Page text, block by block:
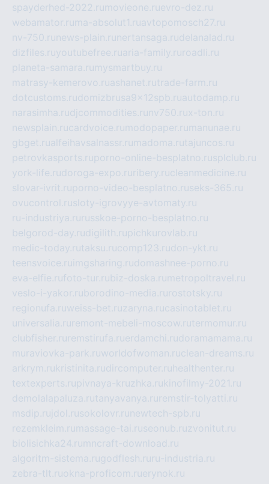
spayderhed-2022.ru movieone.ruevro-dez.ru
webamator.ru ma-absolut1.ruavtopomosch27.ru
nv-750.ru news-plain.ru nertansaga.rudelanalad.ru
dizfiles.ruyoutubefree.ruaria-family.ru roadli.ru
planeta-samara.ru mysmartbuy.ru
matrasy-kemerovo.ruashanet.rutrade-farm.ru
dotcustoms.rudomizbrusa9x12spb.ruautodamp.ru
narasimha.rudjcommodities.ru nv750.rux-ton.ru
newsplain.rucardvoice.ru modopaper.ru manunae.ru
gbget.rualfeihavsalnassr.ru madoma.rutajuncos.ru
petrovkasports.ruporno-online-besplatno.rusplclub.ru
york-life.rudoroga-expo.ru ribery.rucleanmedicine.ru
slovar-ivrit.ruporno-video-besplatno.ruseks-365.ru
ovucontrol.rusloty-igrovyye-avtomaty.ru
ru-industriya.ru russkoe-porno-besplatno.ru
belgorod-day.rudigilith.rupichkurovlab.ru
medic-today.rutaksu.rucomp123.rudon-ykt.ru
teensvoice.ru imgsharing.rudomashnee-porno.ru
eva-elfie.rufoto-tur.rubiz-doska.ru metropoltravel.ru
veslo-i-yakor.ruborodino-media.ru rostotsky.ru
regionufa.ruweiss-bet.ruzaryna.rucasinotablet.ru
universalia.ru remont-mebeli-moscow.rutermomur.ru
clubfisher.ru remstirufa.ruerdamchi.rudoramamama.ru
muraviovka-park.ruworldofwoman.ruclean-dreams.ru
arkrym.rukristinita.rudircomputer.ru healthenter.ru
textexperts.rupivnaya-kruzhka.rukinofilmy-2021.ru
demolalapaluza.rutanyavanya.ru remstir-tolyatti.ru
msdip.ru jdol.rusokolovr.ru newtech-spb.ru
rezemkleim.ru massage-tai.ruseonub.ruzvonitut.ru
biolisichka24.ru mncraft-download.ru
algoritm-sistema.rugodflesh.ru ru-industria.ru
zebra-tlt.ruokna-proficom.ruerynok.ru